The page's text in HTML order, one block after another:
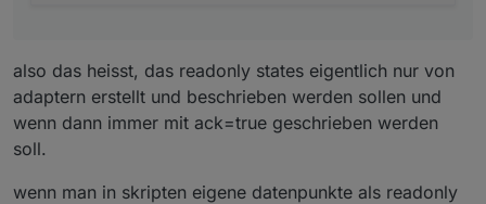
also das heisst, das readonly states eigentlich nur von
adaptern erstellt und beschrieben werden sollen und
wenn dann immer mit ack=true geschrieben werden
soll.
wenn man in skripten eigene datenpunkte als readonly